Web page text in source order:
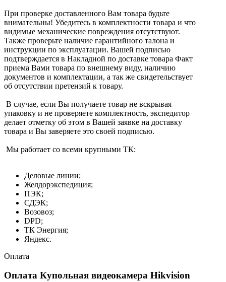
При проверке доставленного Вам товара будьте
внимательны! Убедитесь в комплектности товара и что
видимые механические повреждения отсутствуют.
Также проверьте наличие гарантийного талона и
инструкции по эксплуатации. Вашей подписью
подтверждается в Накладной по доставке товара Факт
приема Вами товара по внешнему виду, наличию
документов и комплектации, а так же свидетельствует
об отсутствии претензий к товару.
В случае, если Вы получаете товар не вскрывая
упаковку и не проверяете комплектность, экспедитор
делает отметку об этом в Вашей заявке на доставку
товара и Вы заверяете это своей подписью.
Мы работает со всеми крупными ТК:
Деловые линии;
Желдорэкспедиция;
ПЭК;
СДЭК;
Возовоз;
DPD;
ТК Энергия;
Яндекс.
Оплата
Оплата Купольная видеокамера Hikvision